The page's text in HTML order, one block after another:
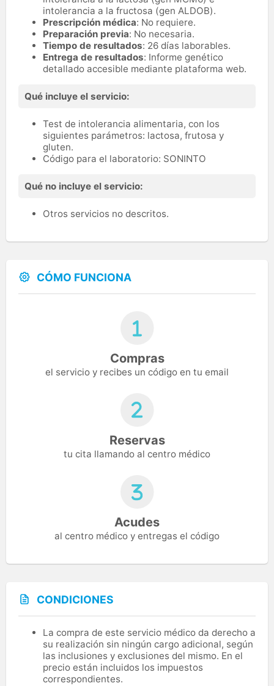
intolerancia a la fructosa (gen ALDOB).
Prescripción médica: No requiere.
Preparación previa: No necesaria.
Tiempo de resultados: 26 días laborables.
Entrega de resultados: Informe genético
detallado accesible mediante plataforma web.
Qué incluye el servicio:
Test de intolerancia alimentaria, con los
siguientes parámetros: lactosa, frutosa y
gluten.
Código para el laboratorio: SONINTO
Qué no incluye el servicio:
Otros servicios no descritos.
CÓMO FUNCIONA
Compras
el servicio y recibes un código en tu email
Reservas
tu cita llamando al centro médico
Acudes
al centro médico y entregas el código
CONDICIONES
La compra de este servicio médico da derecho a
su realización sin ningún cargo adicional, según
las inclusiones y exclusiones del mismo. En el
precio están incluidos los impuestos
correspondientes.